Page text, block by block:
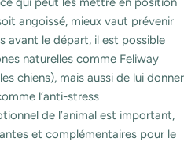
angoissé, mieux vaut prévenir
avant le départ, il est possible
naturelles comme Feliway
chiens), mais aussi de lui donner
l’anti-stress
de l’animal est important,
et complémentaires pour le